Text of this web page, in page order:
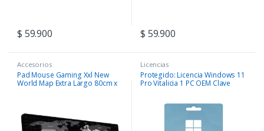
$ 59.900 $ 59.900
Accesorios
Pad Mouse Gaming Xxl New
World Map Extra Largo 80cm x
Licencias
Protegido: Licencia Windows 11
Pro Vitalicia 1 PC OEM Clave